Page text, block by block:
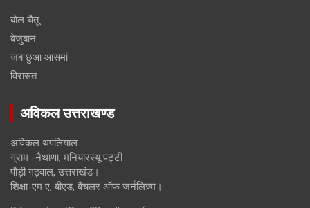
बोल चैतू
बेजुबान
जब छुआ आसमां
विरासत
अविकल उत्तराखण्ड
अविकल थपलियाल
ग्राम -नैथाणा, मनियारस्यू पट्टी
पौड़ी गढ़वाल, उत्तराखंड।
शिक्षा-एम ए, बीएड, बैचलर ऑफ जर्नलिज़्म।